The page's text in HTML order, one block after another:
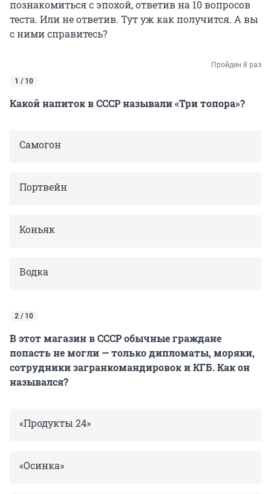
познакомиться с эпохой, ответив на 10 вопросов
теста. Или не ответив. Тут уж как получится. А вы
с ними справитесь?
Пройден 8 раз
1 / 10
Какой напиток в СССР называли «Три топора»?
Самогон
Портвейн
Коньяк
Водка
2 / 10
В этот магазин в СССР обычные граждане
попасть не могли — только дипломаты, моряки,
сотрудники загранкомандировок и КГБ. Как он
назывался?
«Продукты 24»
«Осинка»